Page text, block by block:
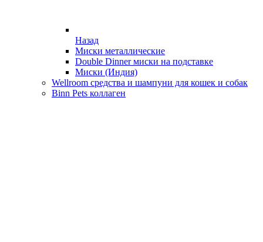
Назад
Миски металлические
Double Dinner миски на подставке
Миски (Индия)
Wellroom средства и шампуни для кошек и собак
Binn Pets коллаген